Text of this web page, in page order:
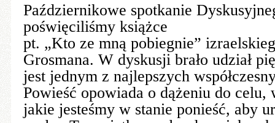
Październikowe spotkanie
poświęciliśmy książce
pt. „Kto ze mną pobiegnie”
Grosmana. W dyskusji brało udział
jest jednym z najlepszych
Powieść opowiada o dążeniu do celu,
jakie jesteśmy w stanie ponieść, aby